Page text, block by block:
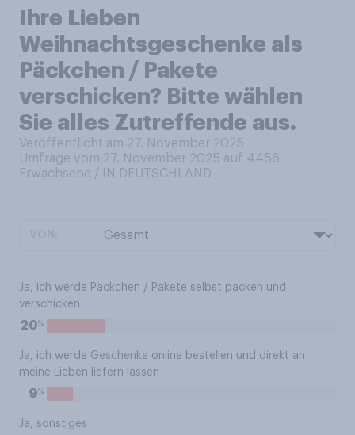
Ihre Lieben
Weihnachtsgeschenke als
Päckchen / Pakete
verschicken? Bitte wählen
Sie alles Zutreffende aus.
Veröffentlicht am 27. November 2025
Umfrage vom 27. November 2025 auf 4456
Erwachsene / IN DEUTSCHLAND
Ja, ich werde Päckchen / Pakete selbst packen und
verschicken
20%
Ja, ich werde Geschenke online bestellen und direkt an
meine Lieben liefern lassen
9%
Ja, sonstiges